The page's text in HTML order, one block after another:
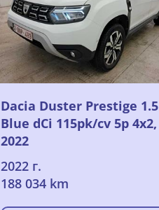
Dacia Duster Prestige 1.5
Blue dCi 115pk/cv 5p 4x2,
2022
2022 г.
188 034 km